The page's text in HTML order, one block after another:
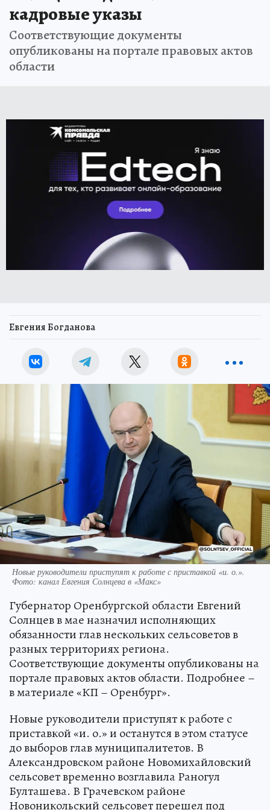
кадровые указы
Соответствующие документы
опубликованы на портале правовых актов
области
Евгения Богданова
Новые руководители приступят к работе с приставкой «и. о.».
Фото: канал Евгения Солнцева в «Макс»
Губернатор Оренбургской области Евгений
Солнцев в мае назначил исполняющих
обязанности глав нескольких сельсоветов в
разных территориях региона.
Соответствующие документы опубликованы на
портале правовых актов области. Подробнее –
в материале «КП – Оренбург».
Новые руководители приступят к работе с
приставкой «и. о.» и останутся в этом статусе
до выборов глав муниципалитетов. В
Александровском районе Новомихайловский
сельсовет временно возглавила Раногул
Булташева. В Грачевском районе
Новоникольский сельсовет перешел под